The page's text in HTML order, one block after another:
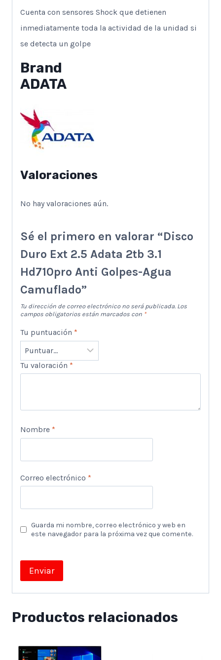
Cuenta con sensores Shock que detienen
inmediatamente toda la actividad de la unidad si
se detecta un golpe
Brand
ADATA
Valoraciones
No hay valoraciones aún.
Sé el primero en valorar “Disco
Duro Ext 2.5 Adata 2tb 3.1
Hd710pro Anti Golpes-Agua
Camuflado”
Tu dirección de correo electrónico no será publicada. Los
campos obligatorios están marcados con *
Tu puntuación *
Tu valoración *
Nombre *
Correo electrónico *
Guarda mi nombre, correo electrónico y web en
este navegador para la próxima vez que comente.
Productos relacionados